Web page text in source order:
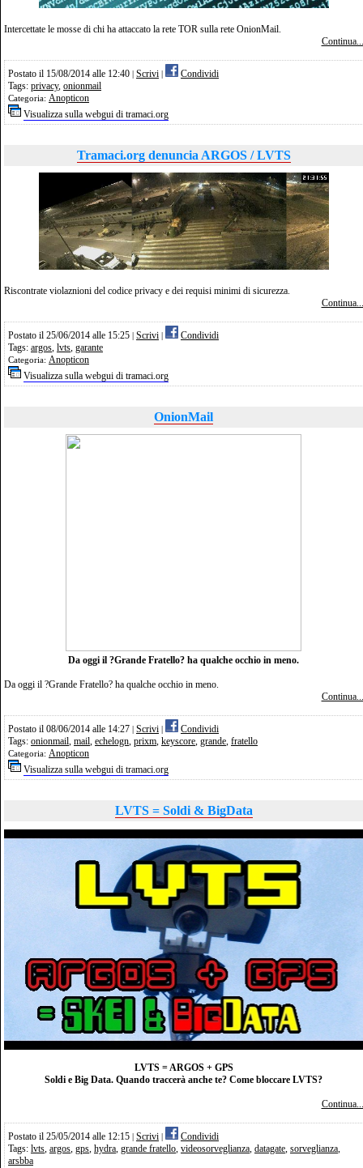
Intercettate le mosse di chi ha attaccato la rete TOR sulla rete OnionMail.
Continua...
Postato il 15/08/2014 alle 12:40 Scrivi
Condividi
Tags: privacy, onionmail
Categoria: Anopticon
Visualizza sulla webgui di tramaci.org
Tramaci.org denuncia ARGOS / LVTS
Riscontrate violaznioni del codice privacy e dei requisi minimi di sicurezza.
Continua...
Postato il 25/06/2014 alle 15:25 Scrivi
Condividi
Tags: argos, lvts, garante
Categoria: Anopticon
Visualizza sulla webgui di tramaci.org
OnionMail
Da oggi il ?Grande Fratello? ha qualche occhio in meno.
Da oggi il ?Grande Fratello? ha qualche occhio in meno.
Continua...
Postato il 08/06/2014 alle 14:27 Scrivi
Condividi
Tags: onionmail, mail, echelogn, prixm, keyscore, grande, fratello
Categoria: Anopticon
Visualizza sulla webgui di tramaci.org
LVTS = Soldi & BigData
LVTS = ARGOS + GPS
Soldi e Big Data. Quando traccerà anche te? Come bloccare LVTS?
Continua...
Postato il 25/05/2014 alle 12:15 Scrivi
Condividi
Tags: lvts, argos, gps, hydra, grande fratello, videosorveglianza, datagate, sorveglianza,
arsbba